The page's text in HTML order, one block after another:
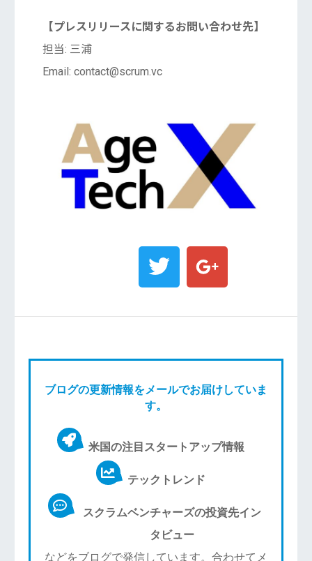
【プレスリリースに関するお問い合わせ先】
担当: 三浦
Email: contact@scrum.vc
ブログの更新情報をメールでお届けしていま
す。
米国の注目スタートアップ情報
テックトレンド
スクラムベンチャーズの投資先イン
タビュー
などをブログで発信しています。合わせてメ